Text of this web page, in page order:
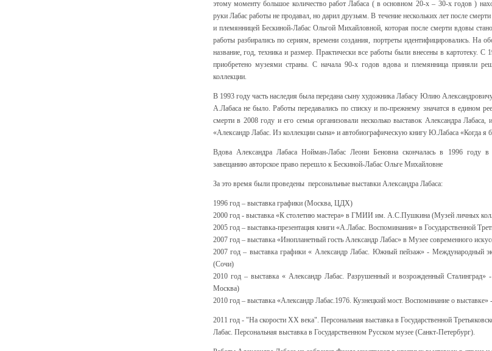
этому моменту большое количество работ Лабаса ( в основном 20-х – 30-х годов )
руки Лабас работы не продавал, но дарил друзьям. В течение нескольких лет после
и племянницей Бескиной-Лабас Ольгой Михайловной, которая после смерти вдовы
работы разбирались по сериям, времени создания, портреты идентифицировались. На
название, год, техника и размер. Практически все работы были внесены в картотеку.
приобретено музеями страны. С начала 90-х годов вдова и племянница приняли
коллекции.
В 1993 году часть наследия была передана сыну художника Лабасу Юлию
А.Лабаса не было. Работы передавались по списку и по-прежнему значатся в едином
смерти в 2008 году и его семья организовали несколько выставок Александра
«Александр Лабас. Из коллекции сына» и автобиографическую книгу Ю.Лабаса «Когда я
Вдова Александра Лабаса Нойман-Лабас Леони Беновна скончалась в 1996 году в
завещанию авторское право перешло к Бескиной-Лабас Ольге Михайловне
За это время были проведены персональные выставки Александра Лабаса:
1996 год – выставка графики (Москва, ЦДХ)
2000 год - выставка «К столетию мастера» в ГМИИ им. А.С.Пушкина (Музей личных
2005 год – выставка-презентация книги «А.Лабас. Воспоминания» в Государственной
2007 год – выставка «Инопланетный гость Александр Лабас» в Музее современного
2007 год – выставка графики « Александр Лабас. Южный пейзаж» - Международный
(Сочи)
2010 год – выставка « Александр Лабас. Разрушенный и возрожденный
Москва)
2010 год – выставка «Александр Лабас.1976. Кузнецкий мост. Воспоминание о
2011 год - "На скорости ХХ века". Персональная выставка в Государственной
Лабас. Персональная выставка в Государственном Русском музее (Санкт-Петербург).